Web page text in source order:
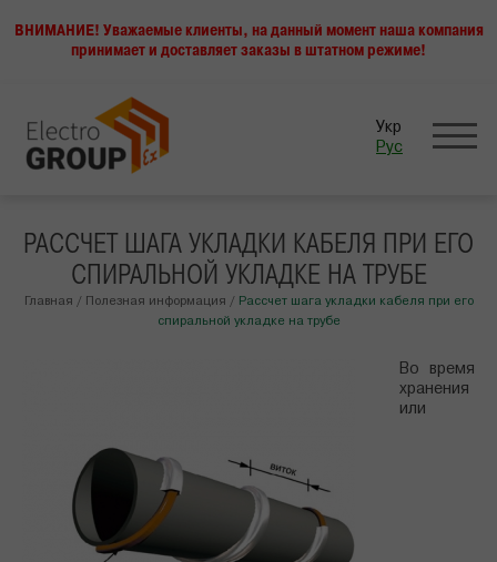
ВНИМАНИЕ! Уважаемые клиенты, на данный момент наша компания
принимает и доставляет заказы в штатном режиме!
Укр
Рус
РАССЧЕТ ШАГА УКЛАДКИ КАБЕЛЯ ПРИ ЕГО
СПИРАЛЬНОЙ УКЛАДКЕ НА ТРУБЕ
Главная / Полезная информация / Рассчет шага укладки кабеля при его
спиральной укладке на трубе
Во время
хранения
или